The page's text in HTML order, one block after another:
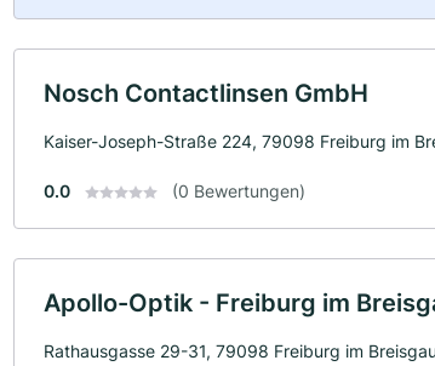
Nosch Contactlinsen GmbH
Kaiser-Joseph-Straße 224, 79098 Freiburg im
0.0 (0 Bewertungen)
Apollo-Optik - Freiburg im
Rathausgasse 29-31, 79098 Freiburg im Breisgau